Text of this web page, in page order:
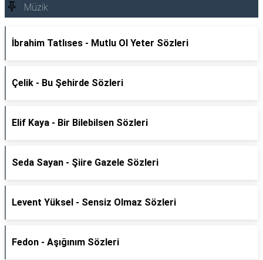
Müzik
İbrahim Tatlıses - Mutlu Ol Yeter Sözleri
Çelik - Bu Şehirde Sözleri
Elif Kaya - Bir Bilebilsen Sözleri
Seda Sayan - Şiire Gazele Sözleri
Levent Yüksel - Sensiz Olmaz Sözleri
Fedon - Aşığınım Sözleri